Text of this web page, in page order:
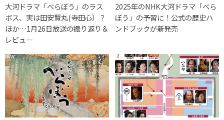
大河ドラマ「べらぼう」のラス
ボス、実は田安賢丸(寺田心）？
ほか…1月26日放送の振り返り＆
レビュー
2025年のNHK大河ドラマ「べら
ぼう」の予習に！公式の歴史ハ
ンドブックが新発売